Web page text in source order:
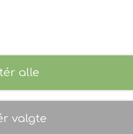
alle
valgte